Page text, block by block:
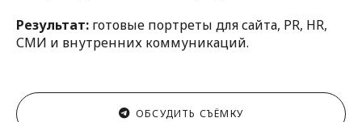
Результат: готовые портреты для сайта, PR, HR,
СМИ и внутренних коммуникаций.
ОБСУДИТЬ СЪЁМКУ